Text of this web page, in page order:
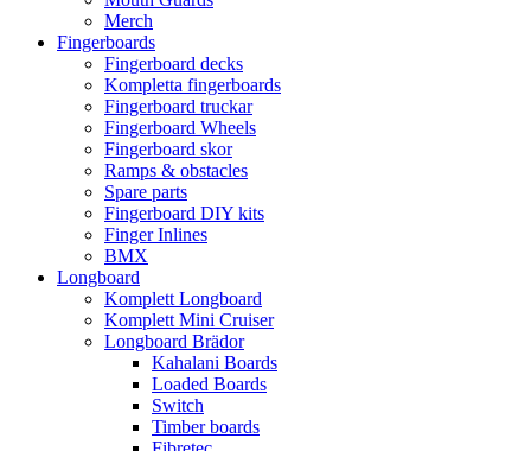
Merch
Fingerboards
Fingerboard decks
Kompletta fingerboards
Fingerboard truckar
Fingerboard Wheels
Fingerboard skor
Ramps & obstacles
Spare parts
Fingerboard DIY kits
Finger Inlines
BMX
Longboard
Komplett Longboard
Komplett Mini Cruiser
Longboard Brädor
Kahalani Boards
Loaded Boards
Switch
Timber boards